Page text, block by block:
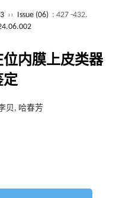
›› Issue (06) : 427 -432.
内膜上皮类器
定
贝, 哈春芳